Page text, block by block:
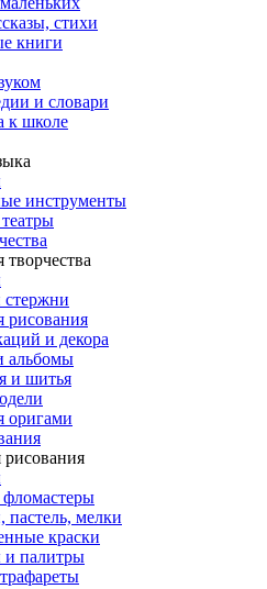
стихи
книги
и словари
к школе
инструменты
стержни
рисования
и декора
альбомы
и шитья
оригами
мелки
краски
и палитры